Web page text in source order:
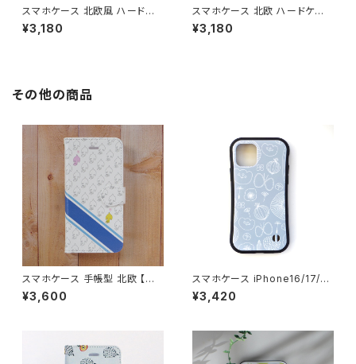
スマホケース 北欧風 ハードケ
ース iPhone17/galaxy/Goog
lepixel/Xperia シンプル 白 木
¥3,180
スマホケース 北欧 ハードケー
ス iPhone17/galaxy/Google
pixel/Xperia 大人可愛い 【街
¥3,180
その他の商品
スマホケース 手帳型 北欧 【は
ばたく鳥】 iPhone17/16/15/SE
3/Android カード収納 スタン
¥3,600
スマホケース iPhone16/17/1
5/14/SE3 グリップケース 北欧
花柄 耐衝撃 持ちやすい【ひだま
¥3,420